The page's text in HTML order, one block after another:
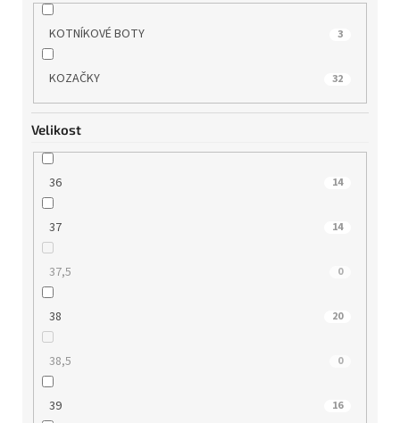
KOTNÍKOVÉ BOTY 3
KOZAČKY 32
Velikost
36 14
37 14
37,5 0
38 20
38,5 0
39 16